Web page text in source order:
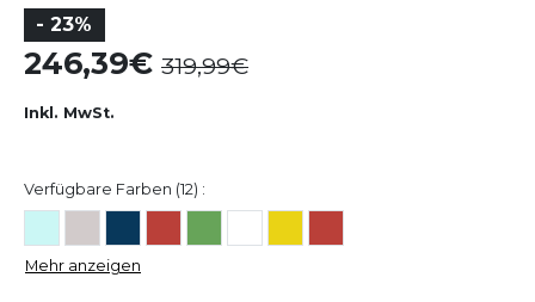
- 23%
246,39 319,99
Inkl. MwSt.
Verfügbare Farben (12) :
Mehr anzeigen